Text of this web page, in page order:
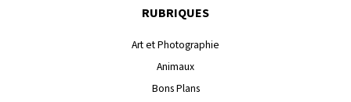
RUBRIQUES
Art et Photographie
Animaux
Bons Plans